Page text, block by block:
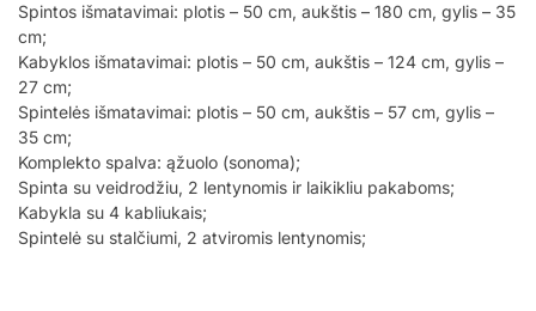
Spintos išmatavimai: plotis – 50 cm, aukštis – 180 cm, gylis – 35
cm;
Kabyklos išmatavimai: plotis – 50 cm, aukštis – 124 cm, gylis –
27 cm;
Spintelės išmatavimai: plotis – 50 cm, aukštis – 57 cm, gylis –
35 cm;
Komplekto spalva: ąžuolo (sonoma);
Spinta su veidrodžiu, 2 lentynomis ir laikikliu pakaboms;
Kabykla su 4 kabliukais;
Spintelė su stalčiumi, 2 atviromis lentynomis;